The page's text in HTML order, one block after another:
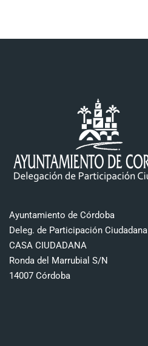
Ayuntamiento de Córdoba
Deleg. de Participación Ciudadana
CASA CIUDADANA
Ronda del Marrubial S/N
14007 Córdoba